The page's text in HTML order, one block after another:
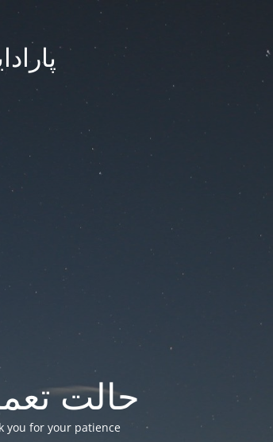
حالت
you for your patience!